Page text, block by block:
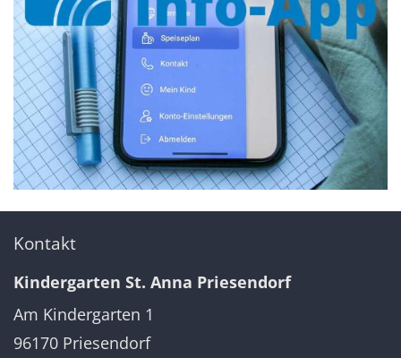
Kontakt
Kindergarten St. Anna Priesendorf
Am Kindergarten 1
96170 Priesendorf